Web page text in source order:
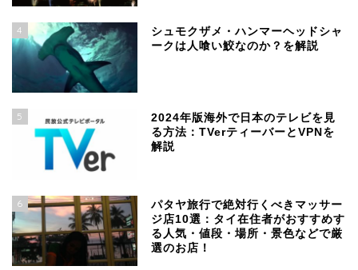
4
シュモクザメ・ハンマーヘッドシャ
ークは人喰い鮫なのか？を解説
5
2024年版海外で日本のテレビを見
る方法：TVerティーバーとVPNを
解説
6
パタヤ旅行で絶対行くべきマッサー
ジ店10選：タイ在住者がおすすめす
る人気・値段・場所・景色などで厳
選のお店！